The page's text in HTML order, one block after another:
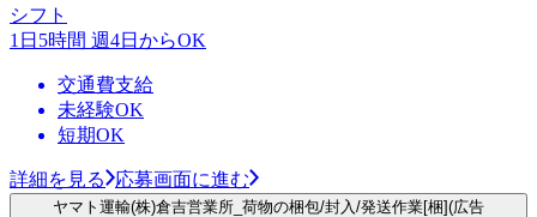
シフト
1日5時間 週4日からOK
交通費支給
未経験OK
短期OK
詳細を見る 応募画面に進む
ヤマト運輸(株)倉吉営業所_荷物の梱包/封入/発送作業[梱](広告